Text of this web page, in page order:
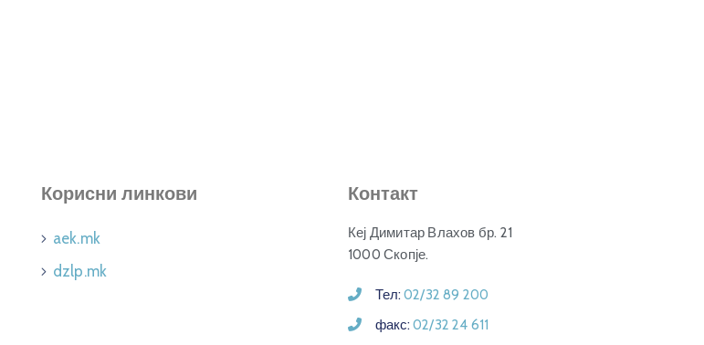
Корисни линкови
aek.mk
dzlp.mk
Контакт
Кеј Димитар Влахов бр. 21
1000 Скопје.
Тел:02/32 89 200
факс:02/32 24 611